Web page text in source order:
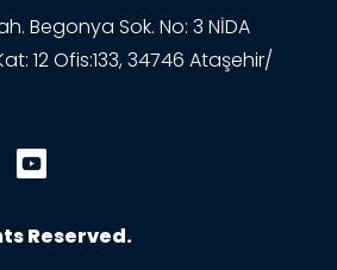
Begonya Sok. No: 3 NİDA
12 Ofis:133, 34746 Ataşehir/
Reserved.